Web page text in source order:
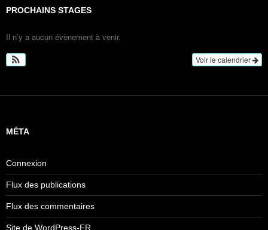
PROCHAINS STAGES
Il n’y a aucun évènement à venir.
Voir le calendrier
MÉTA
Connexion
Flux des publications
Flux des commentaires
Site de WordPress-FR